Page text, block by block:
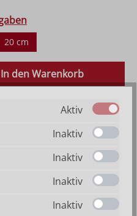
20 cm
den gewünschten
In den Warenkorb
(DE) AB 150,-*
Aktiv
Inaktiv
Inaktiv
Inaktiv
Inaktiv